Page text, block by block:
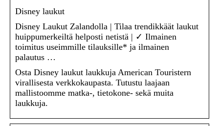
Disney laukut
Disney Laukut Zalandolla | Tilaa trendikkäät laukut
huippumerkeiltä helposti netistä | ✓ Ilmainen
toimitus useimmille tilauksille* ja ilmainen
palautus …
Osta Disney laukut laukkuja American Touristern
virallisesta verkkokaupasta. Tutustu laajaan
mallistoomme matka-, tietokone- sekä muita
laukkuja.